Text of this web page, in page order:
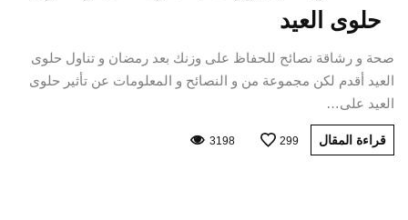
حلوى العيد
صحة و رشاقة نصائح للحفاظ على وزنك بعد رمضان و تناول حلوى
العيد أقدم لكن مجموعة من و النصائح و المعلومات عن تأثير حلوى
العيد على…
قراءة المقال 299
3198